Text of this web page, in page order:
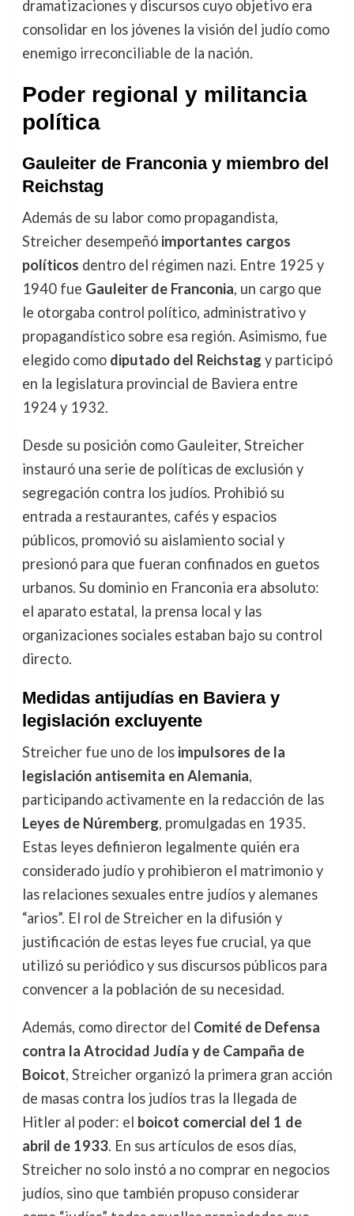
dramatizaciones y discursos cuyo objetivo era
consolidar en los jóvenes la visión del judío como
enemigo irreconciliable de la nación.
Poder regional y militancia
política
Gauleiter de Franconia y miembro del
Reichstag
Además de su labor como propagandista,
Streicher desempeñó importantes cargos
políticos dentro del régimen nazi. Entre 1925 y
1940 fue Gauleiter de Franconia, un cargo que
le otorgaba control político, administrativo y
propagandístico sobre esa región. Asimismo, fue
elegido como diputado del Reichstag y participó
en la legislatura provincial de Baviera entre
1924 y 1932.
Desde su posición como Gauleiter, Streicher
instauró una serie de políticas de exclusión y
segregación contra los judíos. Prohibió su
entrada a restaurantes, cafés y espacios
públicos, promovió su aislamiento social y
presionó para que fueran confinados en guetos
urbanos. Su dominio en Franconia era absoluto:
el aparato estatal, la prensa local y las
organizaciones sociales estaban bajo su control
directo.
Medidas antijudías en Baviera y
legislación excluyente
Streicher fue uno de los impulsores de la
legislación antisemita en Alemania,
participando activamente en la redacción de las
Leyes de Núremberg, promulgadas en 1935.
Estas leyes definieron legalmente quién era
considerado judío y prohibieron el matrimonio y
las relaciones sexuales entre judíos y alemanes
“arios”. El rol de Streicher en la difusión y
justificación de estas leyes fue crucial, ya que
utilizó su periódico y sus discursos públicos para
convencer a la población de su necesidad.
Además, como director del Comité de Defensa
contra la Atrocidad Judía y de Campaña de
Boicot, Streicher organizó la primera gran acción
de masas contra los judíos tras la llegada de
Hitler al poder: el boicot comercial del 1 de
abril de 1933. En sus artículos de esos días,
Streicher no solo instó a no comprar en negocios
judíos, sino que también propuso considerar